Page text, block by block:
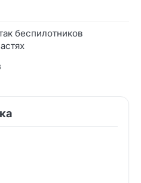
беспилотников